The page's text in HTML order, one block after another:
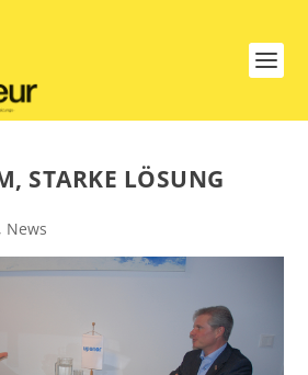
STARKE LÖSUNG
, News